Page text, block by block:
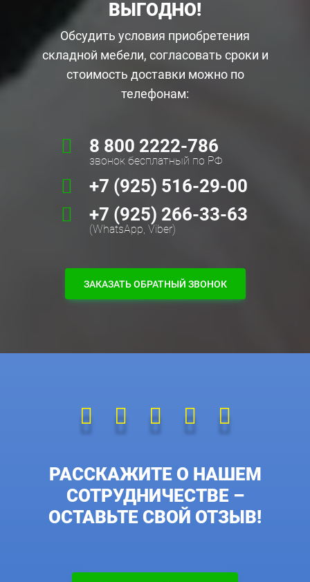
ВЫГОДНО!
Обсудить условия приобретения
складной мебели, согласовать сроки и
стоимость доставки можно по
телефонам:
8 800 2222-786
звонок бесплатный по РФ
+7 (925) 516-29-00
+7 (925) 266-33-63
(WhatsApp, Viber)
ЗАКАЗАТЬ ОБРАТНЫЙ ЗВОНОК
РАССКАЖИТЕ О НАШЕМ
СОТРУДНИЧЕСТВЕ –
ОСТАВЬТЕ СВОЙ ОТЗЫВ!